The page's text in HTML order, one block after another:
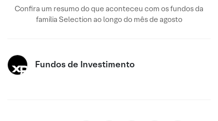
Confira um resumo do que aconteceu com os fundos da
família Selection ao longo do mês de agosto
Fundos de Investimento